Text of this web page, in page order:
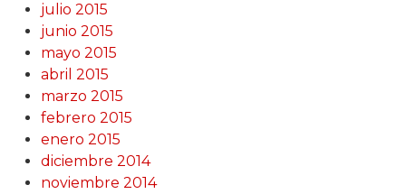
julio 2015
junio 2015
mayo 2015
abril 2015
marzo 2015
febrero 2015
enero 2015
diciembre 2014
noviembre 2014